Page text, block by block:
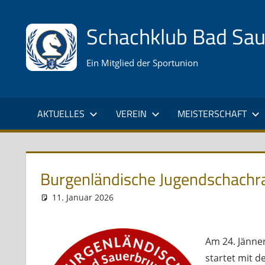
springen
Schachklub Bad
Ein Mitglied der Sportunion
AKTUELLES VEREIN MEISTERSCHAFT
Burgenländische
11. Januar 2026
Am 24.
startet mit